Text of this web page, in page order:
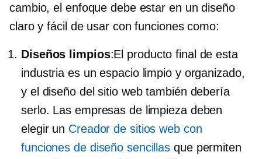
cambio, el enfoque debe estar en un diseño
claro y fácil de usar con funciones como:
Diseños limpios:El producto final de esta
industria es un espacio limpio y organizado,
y el diseño del sitio web también debería
serlo. Las empresas de limpieza deben
elegir un Creador de sitios web con
funciones de diseño sencillas que permiten